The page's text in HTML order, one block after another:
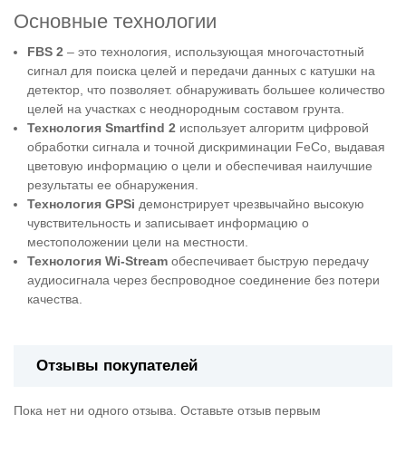
Основные технологии
FBS 2 – это технология, использующая многочастотный
сигнал для поиска целей и передачи данных с катушки на
детектор, что позволяет. обнаруживать большее количество
целей на участках с неоднородным составом грунта.
Технология Smartfind 2 использует алгоритм цифровой
обработки сигнала и точной дискриминации FeCo, выдавая
цветовую информацию о цели и обеспечивая наилучшие
результаты ее обнаружения.
Технология GPSi демонстрирует чрезвычайно высокую
чувствительность и записывает информацию о
местоположении цели на местности.
Технология Wi-Stream обеспечивает быструю передачу
аудиосигнала через беспроводное соединение без потери
качества.
Отзывы покупателей
Пока нет ни одного отзыва. Оставьте отзыв первым